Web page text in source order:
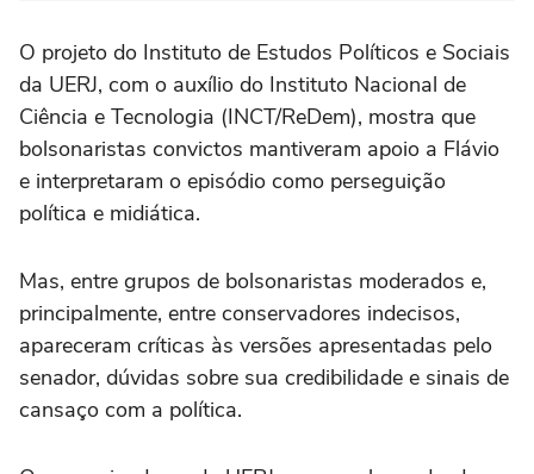
O projeto do Instituto de Estudos Políticos e Sociais
da UERJ, com o auxílio do Instituto Nacional de
Ciência e Tecnologia (INCT/ReDem), mostra que
bolsonaristas convictos mantiveram apoio a Flávio
e interpretaram o episódio como perseguição
política e midiática.
Mas, entre grupos de bolsonaristas moderados e,
principalmente, entre conservadores indecisos,
apareceram críticas às versões apresentadas pelo
senador, dúvidas sobre sua credibilidade e sinais de
cansaço com a política.